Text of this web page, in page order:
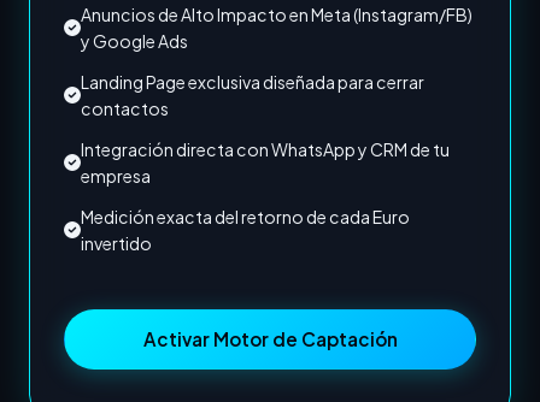
Anuncios de Alto Impacto en Meta (Instagram/FB)
y Google Ads
Landing Page exclusiva diseñada para cerrar
contactos
Integración directa con WhatsApp y CRM de tu
empresa
Medición exacta del retorno de cada Euro
invertido
Activar Motor de Captación